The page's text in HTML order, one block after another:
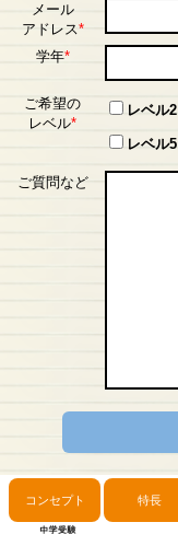
メール
アドレス*
学年*
ご希望の
レベル*
レベル2
レベル5
ご質問など
コンセプト 特長